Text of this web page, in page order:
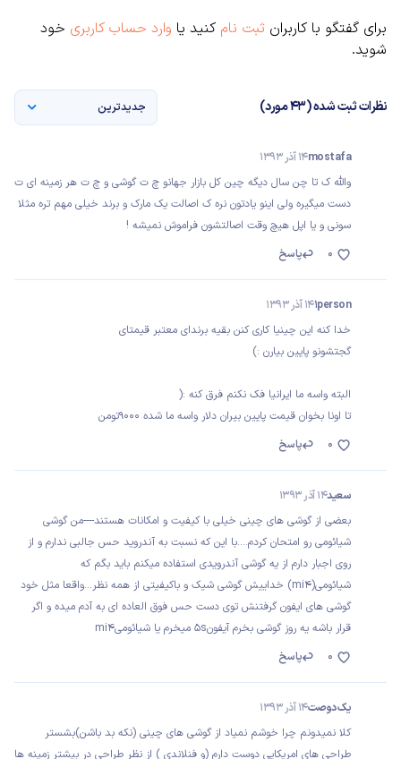
برای گفتگو با کاربران ثبت نام کنید یا وارد حساب کاربری خود
شوید.
نظرات ثبت شده (43 مورد) جدیدترین
mostafa14 آذر 1393
والله ک تا چن سال دیگه چین کل بازار جهانو چ ت گوشی و چ ت هر زمینه ای ت
دست میگیره ولی اینو یادتون نره ک اصالت یک مارک و برند خیلی مهم تره مثلا
سونی و یا اپل هیچ وقت اصالتشون فراموش نمیشه !
پاسخ
0
1person14 آذر 1393
خدا کنه این چینیا کاری کنن بقیه برندای معتبر قیمتای
گجتشونو پایین بیارن :)
البته واسه ما ایرانیا فک نکنم فرق کنه :(
تا اونا بخوان قیمت پایین بیران دلار واسه ما شده 9000تومن
پاسخ
0
سعید14 آذر 1393
بعضی از گوشی های چینی خیلی با کیفیت و امکانات هستند----من گوشی
شیائومی رو امتحان کردم....با این که نسبت به آندروید حس جالبی ندارم و از
روی اجبار دارم از یه گوشی آندرویدی استفاده میکنم باید بگم که
شیائومی(mi4) خداییش گوشی شیک و باکیفیتی از همه نظر...واقعا مثل خود
گوشی های ایفون گرفتنش توی دست حس فوق العاده ای به آدم میده و اگر
قرار باشه یه روز گوشی بخرم آیفون5s میخرم یا شیائومیmi4
پاسخ
0
یک دوصت14 آذر 1393
کلا نمیدونم چرا خوشم نمیاد از گوشی های چینی (نکه بد باشن)بشستر
طراحی های امریکایی دوست دارم (و فنلاندی ) از نظر طراحی در بیشتر زمینه ها